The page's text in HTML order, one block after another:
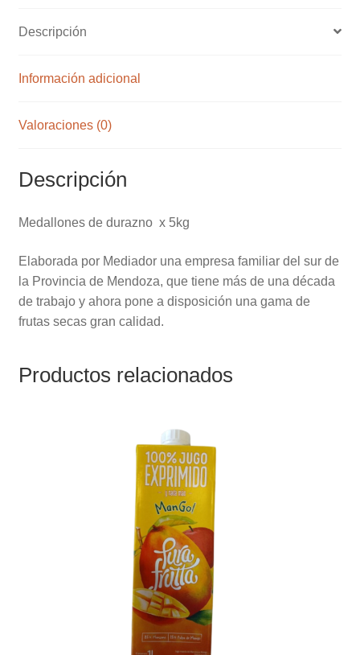
Descripción
Información adicional
Valoraciones (0)
Descripción
Medallones de durazno x 5kg
Elaborada por Mediador una empresa familiar del sur de
la Provincia de Mendoza, que tiene más de una década
de trabajo y ahora pone a disposición una gama de
frutas secas gran calidad.
Productos relacionados